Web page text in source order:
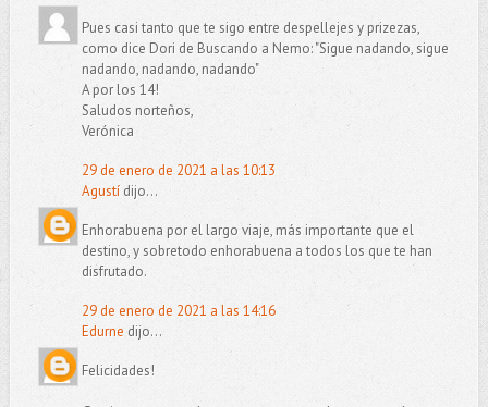
Pues casi tanto que te sigo entre despellejes y prizezas,
como dice Dori de Buscando a Nemo: "Sigue nadando, sigue
nadando, nadando, nadando"
A por los 14!
Saludos norteños,
Verónica
29 de enero de 2021 a las 10:13
Agustídijo...
Enhorabuena por el largo viaje, más importante que el
destino, y sobretodo enhorabuena a todos los que te han
disfrutado.
29 de enero de 2021 a las 14:16
Edurne dijo...
Felicidades!